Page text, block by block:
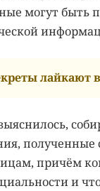
могут быть
лайкают
причём
и